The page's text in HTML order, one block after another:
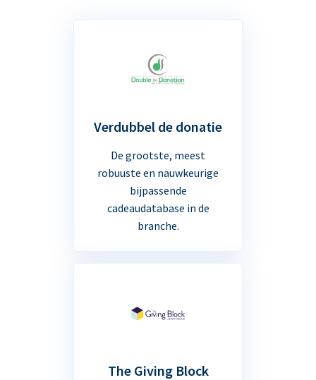
Verdubbel de donatie
De grootste, meest
robuuste en nauwkeurige
bijpassende
cadeaudatabase in de
branche.
The Giving Block